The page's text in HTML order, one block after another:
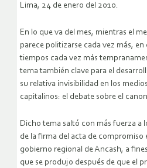
Lima, 24 de enero del 2010.
En lo que va del mes, mientras el
parece politizarse cada vez más,
tiempos cada vez más
tema también clave para el
su relativa invisibilidad en los
capitalinos: el debate sobre el
Dicho tema saltó con más fuerza a
de la firma del acta de compromiso
gobierno regional de Ancash, a
que se produjo después de que el